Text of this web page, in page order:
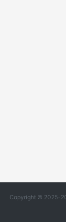
Copyright © 2025-